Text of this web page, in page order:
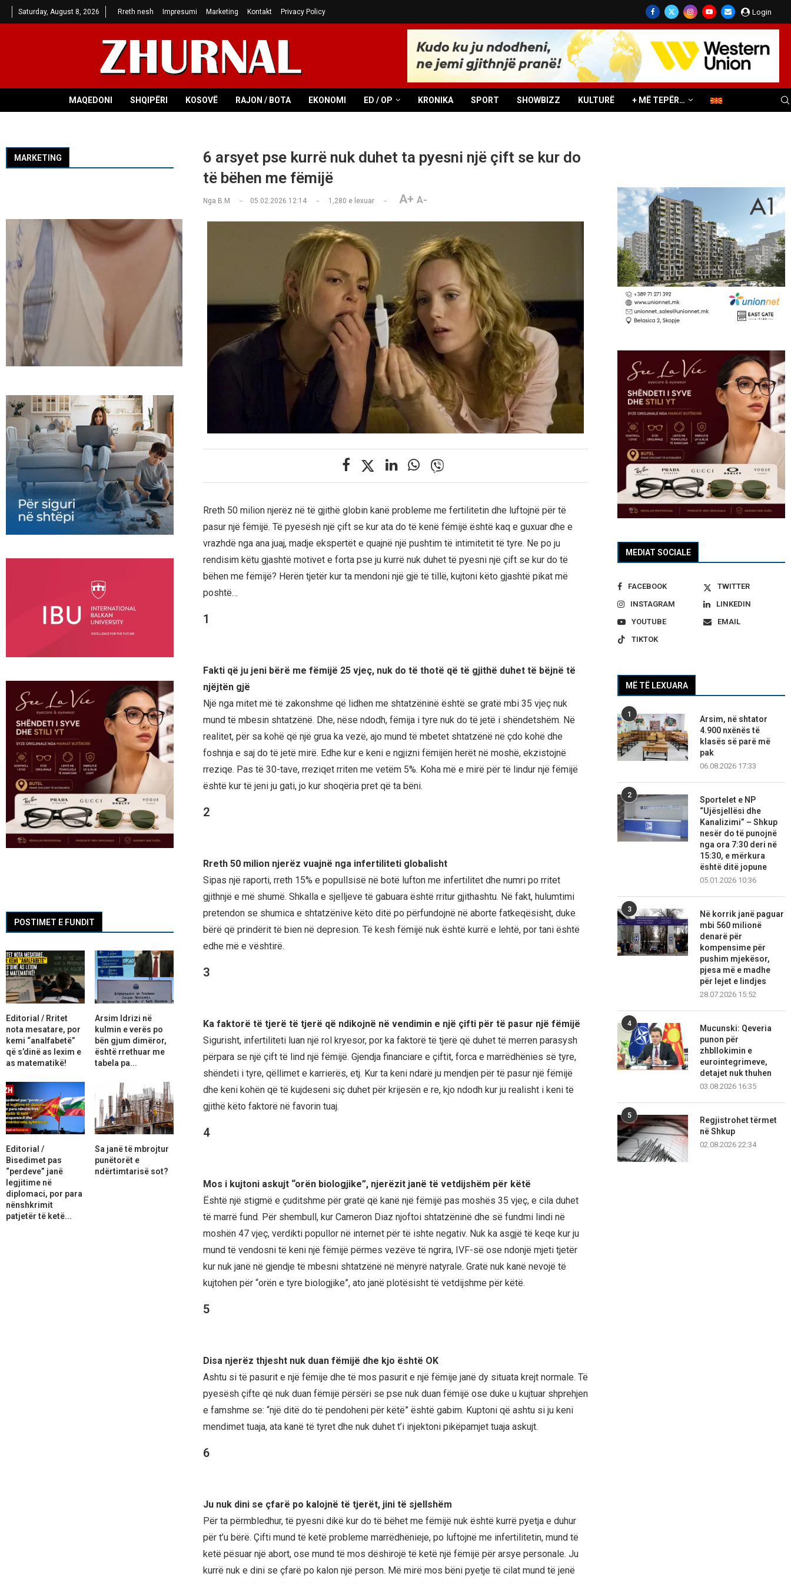
Saturday, August 8, 2026 Rreth nesh Impresumi Marketing Kontakt Privacy Policy Login
MAQEDONI SHQIPËRI KOSOVË RAJON / BOTA EKONOMI ED / OP KRONIKA SPORT SHOWBIZZ KULTURË + MË TEPËR…
6 arsyet pse kurrë nuk duhet ta pyesni një çift se kur do
të bëhen me fëmijë
Nga B.M 05.02.2026 12:14 1,280 e lexuar A+ A-
Rreth 50 milion njerëz në të gjithë globin kanë probleme me fertilitetin dhe luftojnë për të
pasur një fëmijë. Të pyesësh një çift se kur ata do të kenë fëmijë është kaq e guxuar dhe e
vrazhdë nga ana juaj, madje ekspertët e quajnë një pushtim të intimitetit të tyre. Ne po ju
rendisim këtu gjashtë motivet e forta pse ju kurrë nuk duhet të pyesni një çift se kur do të
bëhen me fëmijë? Herën tjetër kur ta mendoni një gjë të tillë, kujtoni këto gjashtë pikat më
poshtë…
1
Fakti që ju jeni bërë me fëmijë 25 vjeç, nuk do të thotë që të gjithë duhet të bëjnë të
njëjtën gjë
Një nga mitet më të zakonshme që lidhen me shtatzëninë është se gratë mbi 35 vjeç nuk
mund të mbesin shtatzënë. Dhe, nëse ndodh, fëmija i tyre nuk do të jetë i shëndetshëm. Në
realitet, për sa kohë që një grua ka vezë, ajo mund të mbetet shtatzënë në çdo kohë dhe
foshnja e saj do të jetë mirë. Edhe kur e keni e ngjizni fëmijën herët në moshë, ekzistojnë
rreziqe. Pas të 30-tave, rreziqet rriten me vetëm 5%. Koha më e mirë për të lindur një fëmijë
është kur të jeni ju gati, jo kur shoqëria pret që ta bëni.
2
Rreth 50 milion njerëz vuajnë nga infertiliteti globalisht
Sipas një raporti, rreth 15% e popullsisë në botë lufton me infertilitet dhe numri po rritet
gjithnjë e më shumë. Shkalla e sjelljeve të gabuara është rritur gjithashtu. Në fakt, hulumtimi
pretendon se shumica e shtatzënive këto ditë po përfundojnë në aborte fatkeqësisht, duke
bërë që prindërit të bien në depresion. Të kesh fëmijë nuk është kurrë e lehtë, por tani është
edhe më e vështirë.
3
Ka faktorë të tjerë të tjerë që ndikojnë në vendimin e një çifti për të pasur një fëmijë
Sigurisht, infertiliteti luan një rol kryesor, por ka faktorë të tjerë që duhet të merren parasysh
përpara se një çift të lind një fëmijë. Gjendja financiare e çiftit, forca e marrëdhënies së tyre,
shëndeti i tyre, qëllimet e karrierës, etj. Kur ta keni ndarë ju mendjen për të pasur një fëmijë
dhe keni kohën që të kujdeseni siç duhet për krijesën e re, kjo ndodh kur ju realisht i keni të
gjithë këto faktorë në favorin tuaj.
4
Mos i kujtoni askujt “orën biologjike”, njerëzit janë të vetdijshëm për këtë
Është një stigmë e çuditshme për gratë që kanë një fëmijë pas moshës 35 vjeç, e cila duhet
të marrë fund. Për shembull, kur Cameron Diaz njoftoi shtatzëninë dhe së fundmi lindi në
moshën 47 vjeç, verdikti popullor në internet për të ishte negativ. Nuk ka asgjë të keqe kur ju
mund të vendosni të keni një fëmijë përmes vezëve të ngrira, IVF-së ose ndonjë mjeti tjetër
kur nuk janë në gjendje të mbesni shtatzënë në mënyrë natyrale. Gratë nuk kanë nevojë të
kujtohen për “orën e tyre biologjike”, ato janë plotësisht të vetdijshme për këtë.
5
Disa njerëz thjesht nuk duan fëmijë dhe kjo është OK
Ashtu si të pasurit e një fëmije dhe të mos pasurit e një fëmije janë dy situata krejt normale. Të
pyesësh çifte që nuk duan fëmijë përsëri se pse nuk duan fëmijë ose duke u kujtuar shprehjen
e famshme se: “një ditë do të pendoheni për këtë” është gabim. Kuptoni që ashtu si ju keni
mendimet tuaja, ata kanë të tyret dhe nuk duhet t’i injektoni pikëpamjet tuaja askujt.
6
Ju nuk dini se çfarë po kalojnë të tjerët, jini të sjellshëm
Për ta përmbledhur, të pyesni dikë kur do të bëhet me fëmijë nuk është kurrë pyetja e duhur
për t’u bërë. Çifti mund të ketë probleme marrëdhënieje, po luftojnë me infertilitetin, mund të
ketë pësuar një abort, ose mund të mos dëshirojë të ketë një fëmijë për arsye personale. Ju
kurrë nuk e dini se çfarë po kalon një person. Më mirë mos bëni pyetje të cilat mund të jenë
MEDIAT SOCIALE
FACEBOOK
TWITTER
INSTAGRAM
LINKEDIN
YOUTUBE
EMAIL
TIKTOK
MË TË LEXUARA
1
Arsim, në shtator
4.900 nxënës të
klasës së parë më
pak
06.08.2026 17:33
2
Sportelet e NP
“Ujësjellësi dhe
Kanalizimi” – Shkup
nesër do të punojnë
nga ora 7:30 deri në
15:30, e mërkura
është ditë jopune
05.01.2026 10:36
3
Në korrik janë paguar
mbi 560 milionë
denarë për
kompensime për
pushim mjekësor,
pjesa më e madhe
për lejet e lindjes
28.07.2026 15:52
4
Mucunski: Qeveria
punon për
zhbllokimin e
eurointegrimeve,
detajet nuk thuhen
03.08.2026 16:35
5
Regjistrohet tërmet
në Shkup
02.08.2026 22:34
MARKETING
POSTIMET E FUNDIT
Editorial / Rritet
nota mesatare, por
kemi “analfabetë”
që s’dinë as lexim e
as matematikë!
Arsim Idrizi në
kulmin e verës po
bën gjum dimëror,
është rrethuar me
tabela pa...
Editorial /
Bisedimet pas
“perdeve” janë
legjitime në
diplomaci, por para
nënshkrimit
patjetër të ketë...
Sa janë të mbrojtur
punëtorët e
ndërtimtarisë sot?